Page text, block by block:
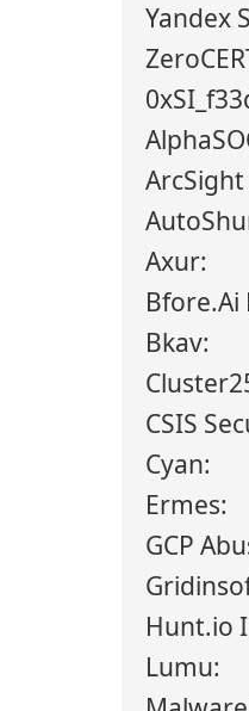
Yandex
Axur:
Bfore.Ai
Bkav:
CSIS
Cyan:
Ermes:
GCP
Hunt.io
Lumu: